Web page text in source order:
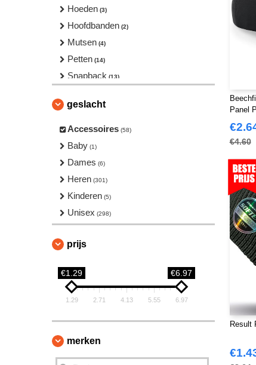
Hoeden (3)
Hoofdbanden (2)
Mutsen (4)
Petten (14)
Snapback (13)
Toque
geslacht
Accessoires (58)
Baby (1)
Dames (6)
Heren (301)
Kinderen (5)
Unisex (298)
prijs
€1.29 €6.97
1.29 2.71 4.13 5.55 6.97
merken
Panel
€4.60
Result